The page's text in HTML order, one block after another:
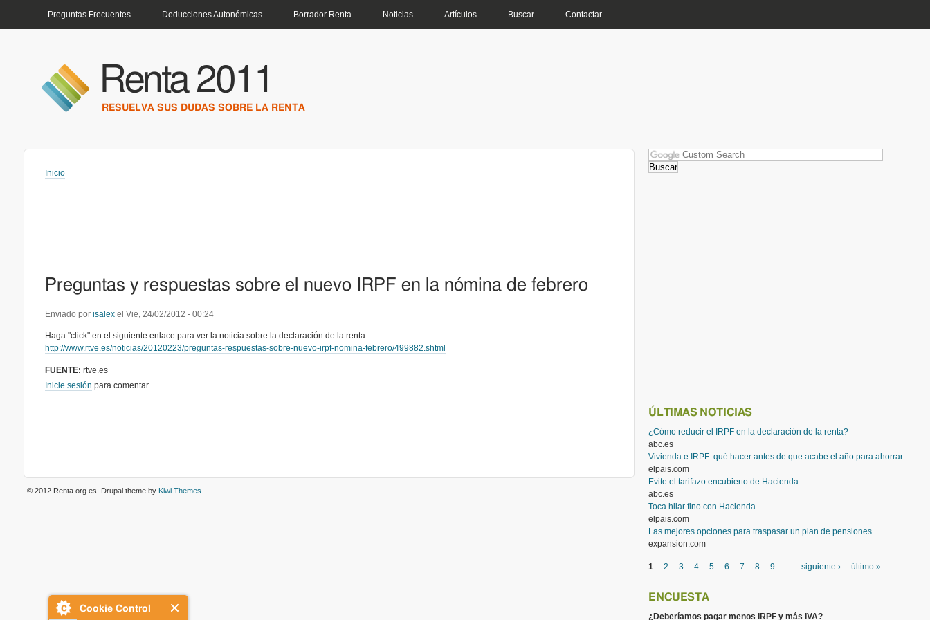
Cookie Control
Preguntas Frecuentes Deducciones Autonómicas Borrador Renta Noticias Artículos Buscar Contactar
Renta 2011
RESUELVA SUS DUDAS SOBRE LA RENTA
Usted está aquí
Inicio
Preguntas y respuestas sobre el nuevo IRPF en la nómina de febrero
Enviado por isalexel Vie, 24/02/2012 - 00:24
Haga "click" en el siguiente enlace para ver la noticia sobre la declaración de la renta:
http://www.rtve.es/noticias/20120223/preguntas-respuestas-sobre-nuevo-irpf-nomina-febrero/499882.shtml
FUENTE: rtve.es
Inicie sesión para comentar
© 2012 Renta.org.es . Drupal theme by Kiwi Themes
ÚLTIMAS NOTICIAS
¿Cómo reducir el IRPF en la declaración de la renta?
abc.es
Vivienda e IRPF: qué hacer antes de que acabe el año para ahorrar
elpais.com
Evite el tarifazo encubierto de Hacienda
abc.es
Toca hilar fino con Hacienda
elpais.com
Las mejores opciones para traspasar un plan de pensiones
expansion.com
1 2 3 4 5 6 7 8 9 … siguiente › último »
ENCUESTA
¿Deberíamos pagar menos IRPF y más IVA?